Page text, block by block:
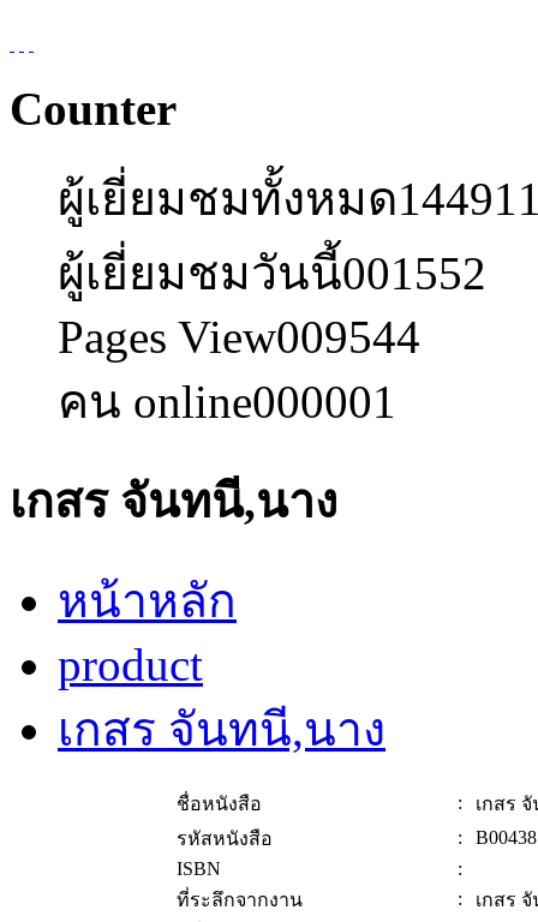
Counter
ผู้เยี่ยมชมทั้งหมด
ผู้เยี่ยมชมวันนี้001552
Pages View009544
คน online000001
เกสร จันทนี,นาง
หน้าหลัก
product
เกสร จันทนี,นาง
ชื่อหนังสือ :
เกสร
รหัสหนังสือ
:
B00438
ISBN
:
ที่ระลึกจากงาน
:
เกสร